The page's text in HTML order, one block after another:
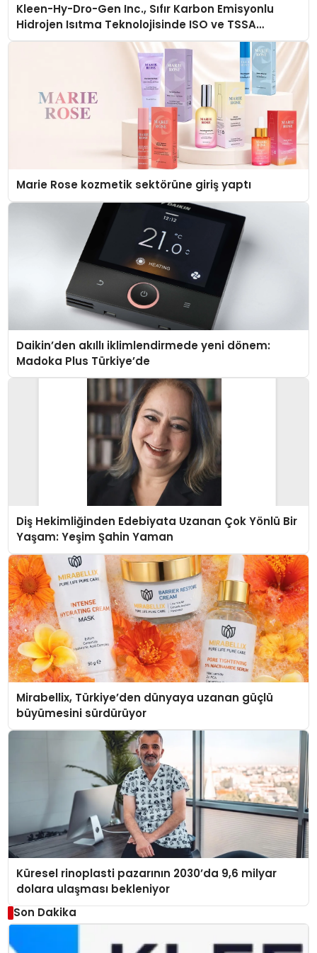
Kleen-Hy-Dro-Gen Inc., Sıfır Karbon Emisyonlu
Hidrojen Isıtma Teknolojisinde ISO ve TSSA
Düzenleyici Onaylarını Aldı
Marie Rose kozmetik sektörüne giriş yaptı
Daikin’den akıllı iklimlendirmede yeni dönem:
Madoka Plus Türkiye’de
Diş Hekimliğinden Edebiyata Uzanan Çok Yönlü Bir
Yaşam: Yeşim Şahin Yaman
Mirabellix, Türkiye’den dünyaya uzanan güçlü
büyümesini sürdürüyor
Küresel rinoplasti pazarının 2030’da 9,6 milyar
dolara ulaşması bekleniyor
Son Dakika